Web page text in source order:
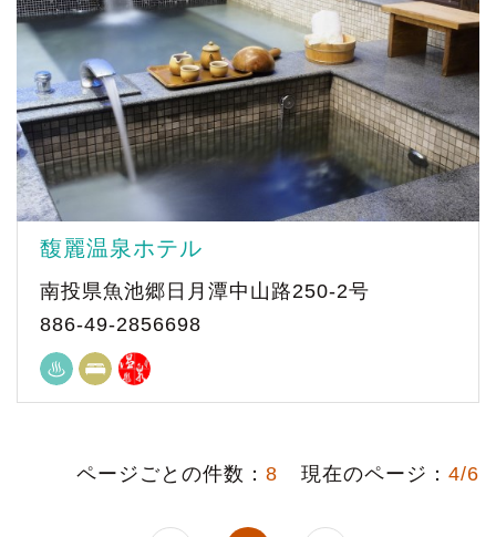
馥麗温泉ホテル
南投県魚池郷日月潭中山路250-2号
886-49-2856698
ページごとの件数： 8 現在のページ： 4/6